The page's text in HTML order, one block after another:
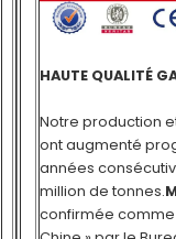
HAUTE QUALITÉ
Notre production
ont augmenté
années
million de tonnes.
confirmée